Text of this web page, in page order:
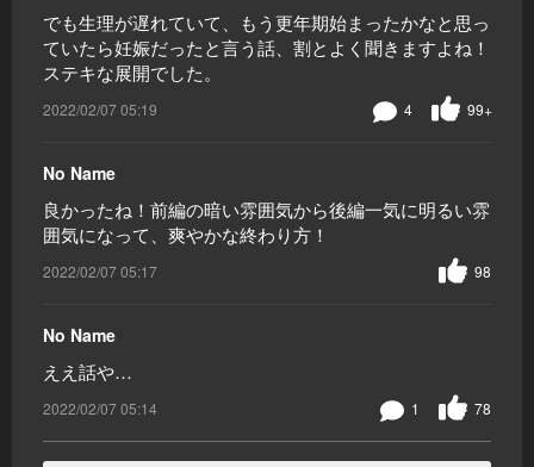
でも生理が遅れていて、もう更年期始まったかなと思っ
ていたら妊娠だったと言う話、割とよく聞きますよね！
ステキな展開でした。
2022/02/07 05:19 99+
4
No Name
良かったね！前編の暗い雰囲気から後編一気に明るい雰
囲気になって、爽やかな終わり方！
2022/02/07 05:17 98
No Name
ええ話や…
2022/02/07 05:14 78
1